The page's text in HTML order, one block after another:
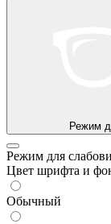
Режим
Режим для
Цвет шрифта и
Обычный